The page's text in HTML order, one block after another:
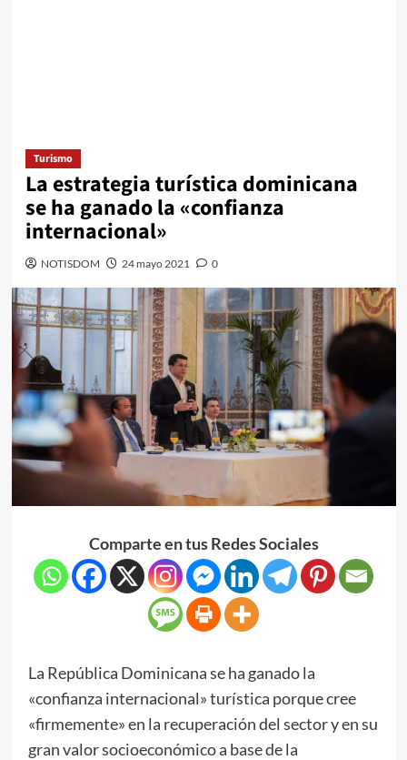
Turismo
La estrategia turística dominicana
se ha ganado la «confianza
internacional»
NOTISDOM 24 mayo 2021 0
Comparte en tus Redes Sociales
La República Dominicana se ha ganado la
«confianza internacional» turística porque cree
«firmemente» en la recuperación del sector y en su
gran valor socioeconómico a base de la